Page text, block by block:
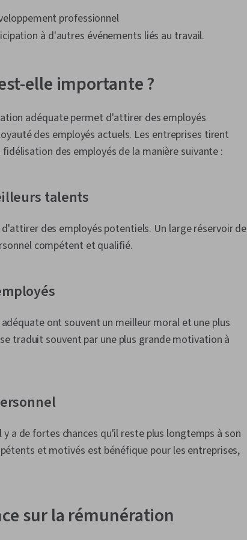
professionnel
à d'autres événements liés au travail.
elle importante ?
adéquate permet d'attirer des employés
des employés actuels. Les entreprises tirent
des employés de la manière suivante :
talents
des employés potentiels. Un large réservoir de
compétent et qualifié.
ont souvent un meilleur moral et une plus
traduit souvent par une plus grande motivation à
a de fortes chances qu'il reste plus longtemps à son
et motivés est bénéfique pour les entreprises,
sur la rémunération